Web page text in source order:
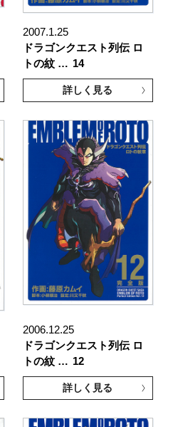
2007.1.25
ドラゴンクエスト列伝 ロ
トの紋 … 14
詳しく見る
2006.12.25
ドラゴンクエスト列伝 ロ
トの紋 … 12
詳しく見る